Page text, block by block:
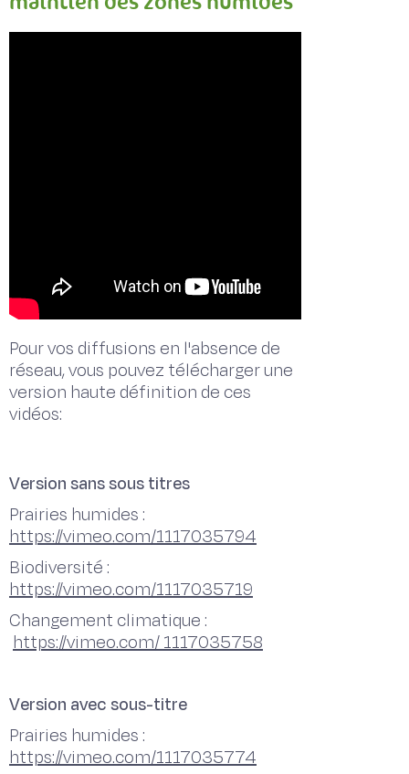
Pour vos diffusions en l'absence de
réseau, vous pouvez télécharger une
version haute définition de ces
vidéos:
Version sans sous titres
Prairies humides :
https://vimeo.com/1117035794
Biodiversité :
https://vimeo.com/1117035719
Changement climatique :
https://vimeo.com/ 1117035758
Version avec sous-titre
Prairies humides :
https://vimeo.com/1117035774